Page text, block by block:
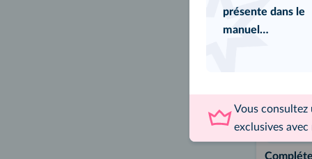
Interactif
présente dans le
manuel…
Vous consultez
exclusives